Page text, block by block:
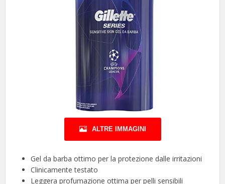
ALTRE IMMAGINI
Gel da barba ottimo per la protezione dalle irritazioni
Clinicamente testato
Leggera profumazione ottima per pelli sensibili